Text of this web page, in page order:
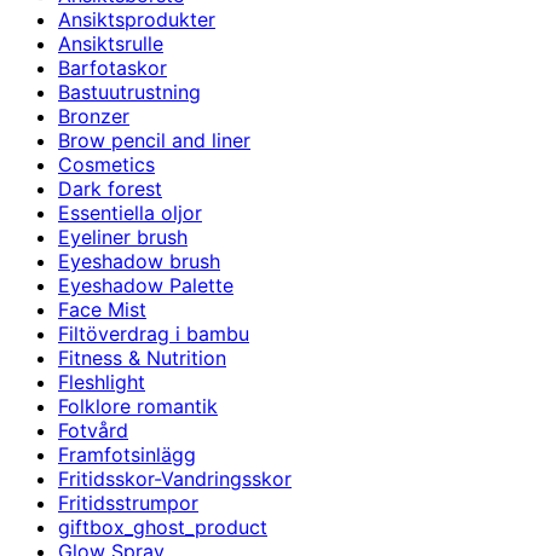
Ansiktsprodukter
Ansiktsrulle
Barfotaskor
Bastuutrustning
Bronzer
Brow pencil and liner
Cosmetics
Dark forest
Essentiella oljor
Eyeliner brush
Eyeshadow brush
Eyeshadow Palette
Face Mist
Filtöverdrag i bambu
Fitness & Nutrition
Fleshlight
Folklore romantik
Fotvård
Framfotsinlägg
Fritidsskor-Vandringsskor
Fritidsstrumpor
giftbox_ghost_product